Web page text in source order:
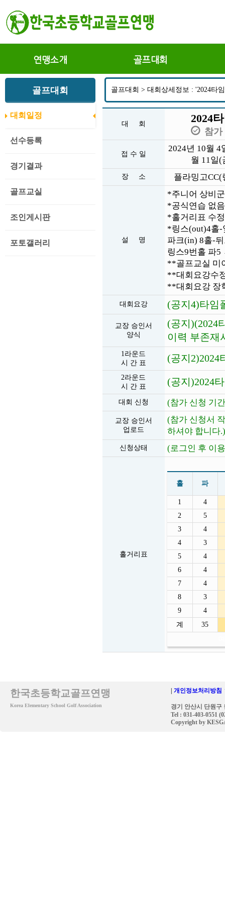
연맹소개 골프대회
골프대회
대회일정
선수등록
경기결과
골프교실
조인게시판
포토갤러리
골프대회 > 대회상세정보 : '2024타
대 회 2024
참가
접 수 일
2024년 10월 4
월 11일(
장 소 플라밍고
설 명
*주니어 상비
*공식연습 없음
*홀거리표 수
*링스(out)4홀-
파크(in) 8홀-
링스9번홀 파
**골프교실 미
**대회요강수
**대회요강 장
대회요강 (공지4)타임
교장 승인서
양식
(공지)(2024
이력 부존재
1라운드
시 간 표
(공지2)2024
2라운드
시 간 표
(공지)2024
대회 신청 (참가 신청 기
교장 승인서
업로드
(참가 신청서
하셔야 합니다.)
신청상태 (로그인 후 이
홀거리표
홀 파
1
4
2
5
3
4
4
3
5
4
6
4
7
4
8
3
9
4
계
35
한국초등학교골프연맹
Korea Elementary School Golf Association
개인정보처리방
경기 안산시 단원구
Tel : 031-403-0551
Copyright by